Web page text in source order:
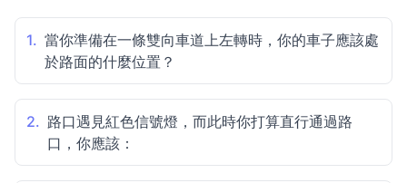
1. 當你準備在一條雙向車道上左轉時，你的車子應該處
於路面的什麼位置？
2. 路口遇見紅色信號燈，而此時你打算直行通過路
口，你應該：